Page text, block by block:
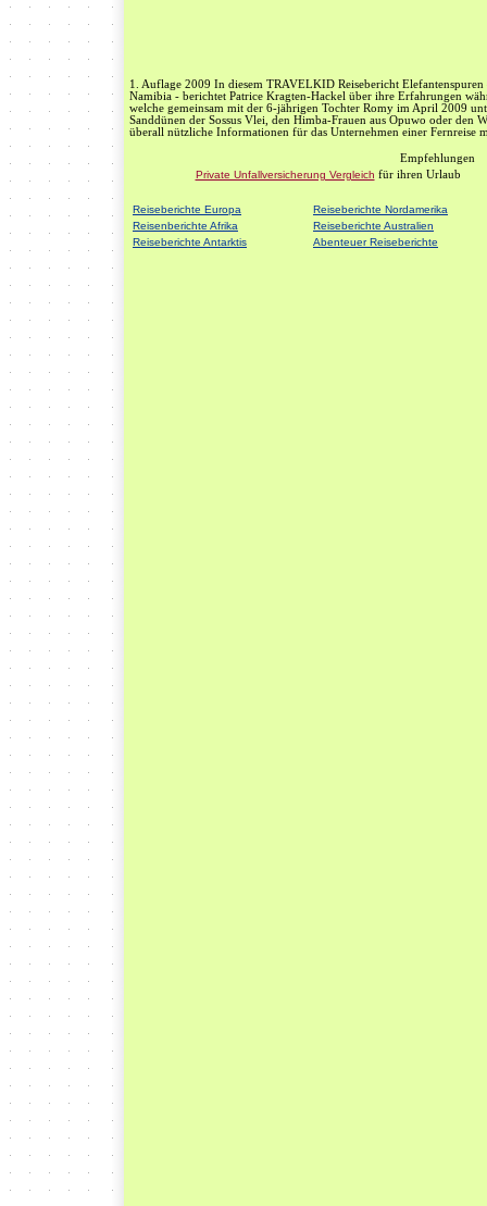
1. Auflage 2009 In diesem TRAVELKID Reisebericht
Namibia - berichtet Patrice Kragten-Hackel über ihre Erfahrungen
welche gemeinsam mit der 6-jährigen Tochter Romy im April 2009
Sanddünen der Sossus Vlei, den Himba-Frauen aus Opuwo oder den
überall nützliche Informationen für das Unternehmen einer Fernreise
Empfehlungen
Private Unfallversicherung Vergleich für ihren Urlaub
Reiseberichte Europa
Reiseberichte Nordamerika
Reisenberichte Afrika
Reiseberichte Australien
Reiseberichte Antarktis
Abenteuer Reiseberichte